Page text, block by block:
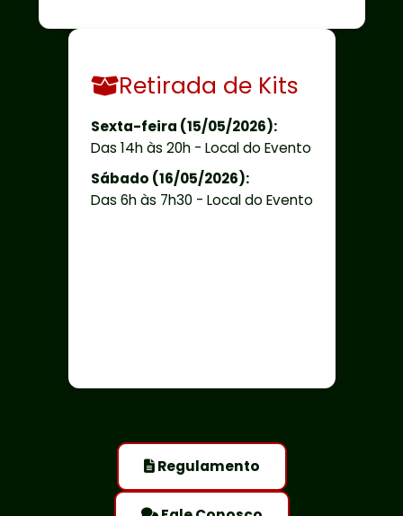
Retirada de Kits
Sexta-feira (15/05/2026):
Das 14h às 20h - Local do Evento
Sábado (16/05/2026):
Das 6h às 7h30 - Local do Evento
Regulamento